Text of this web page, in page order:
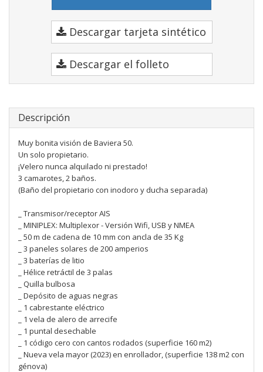
Descargar tarjeta sintético
Descargar el folleto
Descripción
Muy bonita visión de Baviera 50.
Un solo propietario.
¡Velero nunca alquilado ni prestado!
3 camarotes, 2 baños.
(Baño del propietario con inodoro y ducha separada)
_ Transmisor/receptor AIS
_ MINIPLEX: Multiplexor - Versión Wifi, USB y NMEA
_ 50 m de cadena de 10 mm con ancla de 35 Kg
_ 3 paneles solares de 200 amperios
_ 3 baterías de litio
_ Hélice retráctil de 3 palas
_ Quilla bulbosa
_ Depósito de aguas negras
_ 1 cabrestante eléctrico
_ 1 vela de alero de arrecife
_ 1 puntal desechable
_ 1 código cero con cantos rodados (superficie 160 m2)
_ Nueva vela mayor (2023) en enrollador, (superficie 138 m2 con
génova)